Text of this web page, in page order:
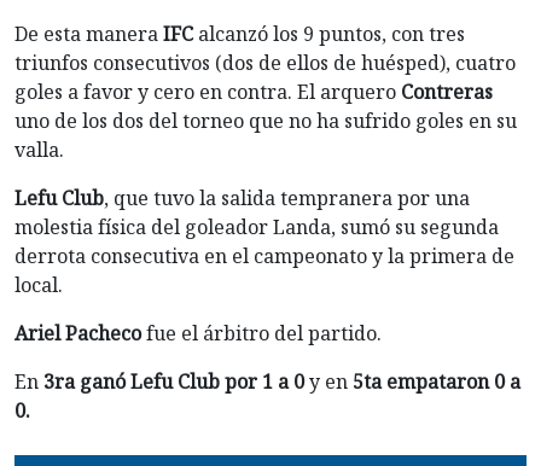
De esta maneraIFCalcanzó los 9 puntos, con tres
triunfos consecutivos (dos de ellos de huésped), cuatro
goles a favor y cero en contra. El arquero Contreras
uno de los dos del torneo que no ha sufrido goles en su
valla.
Lefu Club, que tuvo la salida tempranera por una
molestia física del goleador Landa, sumó su segunda
derrota consecutiva en el campeonato y la primera de
local.
Ariel Pachecofue el árbitro del partido.
En 3ra ganó Lefu Club por 1 a 0y en 5ta empataron 0 a
0.